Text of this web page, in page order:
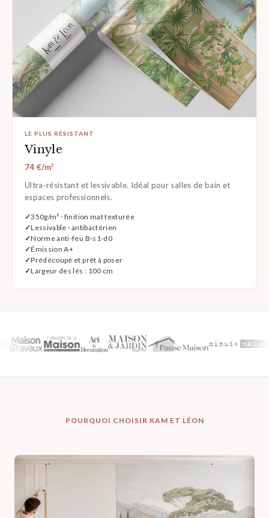
LE PLUS RÉSISTANT
Vinyle
74 €/m²
Ultra-résistant et lessivable. Idéal pour salles de bain et
espaces professionnels.
350g/m² · finition mat texturée
Lessivable · antibactérien
Norme anti-feu B-s1-d0
Émission A+
Prédécoupé et prêt à poser
Largeur des lés : 100 cm
POURQUOI CHOISIR KAM ET LÉON